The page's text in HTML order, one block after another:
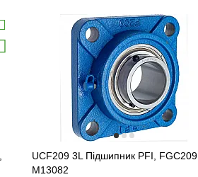
UCF209 3L Підшипник PFI, FGC209,
M13082